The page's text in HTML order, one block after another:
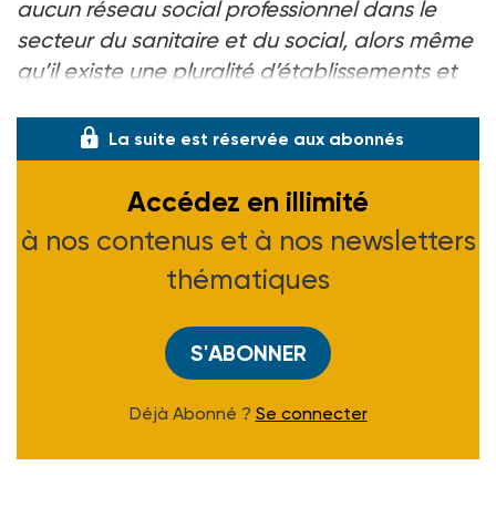
aucun réseau social professionnel dans le
secteur du sanitaire et du social, alors même
qu’il existe une pluralité d’établissements et
La suite est réservée aux abonnés
Accédez en illimité
à nos contenus et à nos newsletters
thématiques
S'ABONNER
Déjà Abonné ? Se connecter